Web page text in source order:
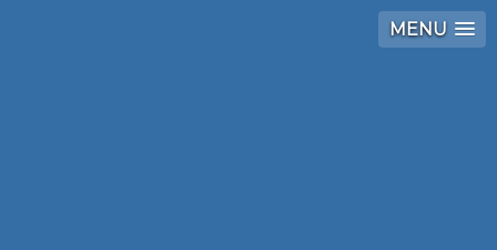
MENU